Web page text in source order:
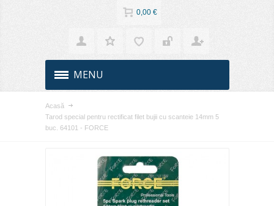
0,00 €
MENU
Acasă
Tarod special pentru rectificat filet bujii cu scanteie 14mm 5
buc. 64101 - FORCE